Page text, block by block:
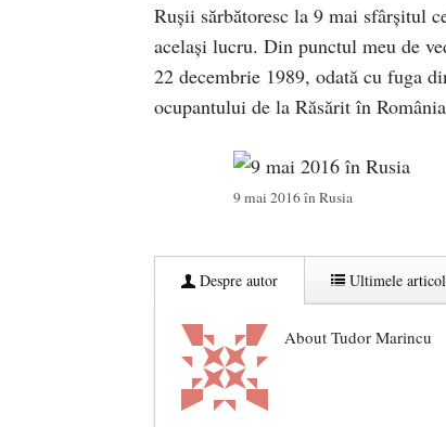
Rușii sărbătoresc la 9 mai sfârșitul
același lucru. Din punctul meu de
22 decembrie 1989, odată cu fuga
ocupantului de la Răsărit în
9 mai 2016 în Rusia
Despre autor Ultimele
About Tudor Marincu